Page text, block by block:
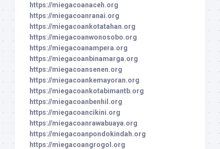
https://miegacoanaceh.org
https://miegacoanranai.org
https://miegacoankotatahan.org
https://miegacoanwonosobo.org
https://miegacoanampera.org
https://miegacoanbinamarga.org
https://miegacoansenen.org
https://miegacoankemayoran.org
https://miegacoankotabimantb.org
https://miegacoanbenhil.org
https://miegacoancikini.org
https://miegacoanrawabuaya.org
https://miegacoanpondokindah.org
https://miegacoangrogol.org